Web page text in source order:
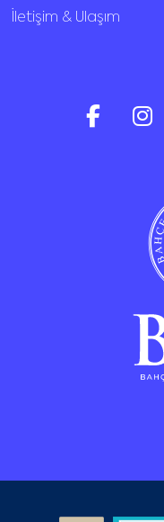
İletişim & Ulaşım